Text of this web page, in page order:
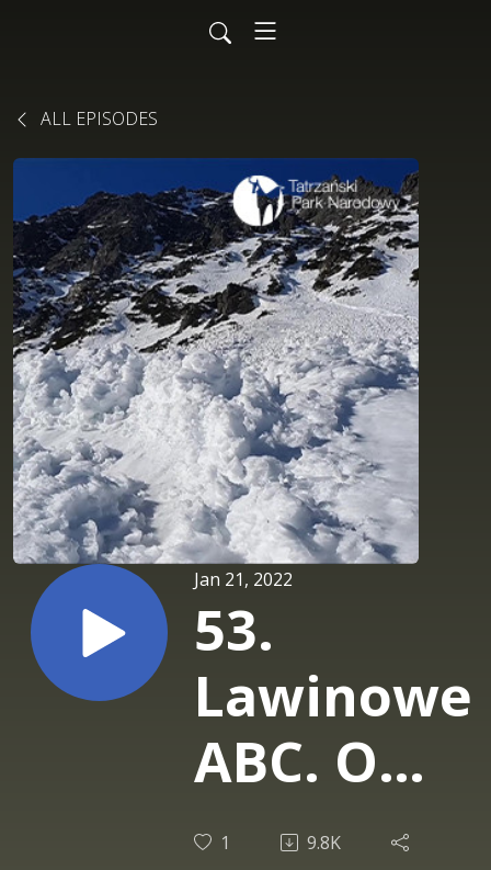
ALL EPISODES
Jan 21, 2022
53.
Lawinowe
ABC. O
lawinach
1 9.8K